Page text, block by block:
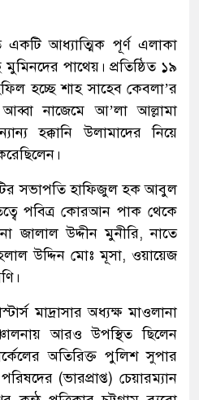
আধ্যাত্মিক পূর্ণ এলাকা
পাথেয়। প্রতিষ্ঠিত ১৯
হচ্ছে শাহ সাহেব কেবলা’র
নাজেমে আ’লা আল্লামা
হক্কানি উলামাদের নিয়ে
সভাপতি হাফিজুল হক আবুল
পবিত্র কোরআন পাক থেকে
জালাল উদ্দীন মুনীরি, নাতে
উদ্দিন মোঃ মূসা, ওয়ায়েজ
মাদ্রাসার অধ্যক্ষ মাওলানা
আরও উপস্থিত ছিলেন
অতিরিক্ত পুলিশ সুপার
(ভারপ্রাপ্ত) চেয়ারম্যান